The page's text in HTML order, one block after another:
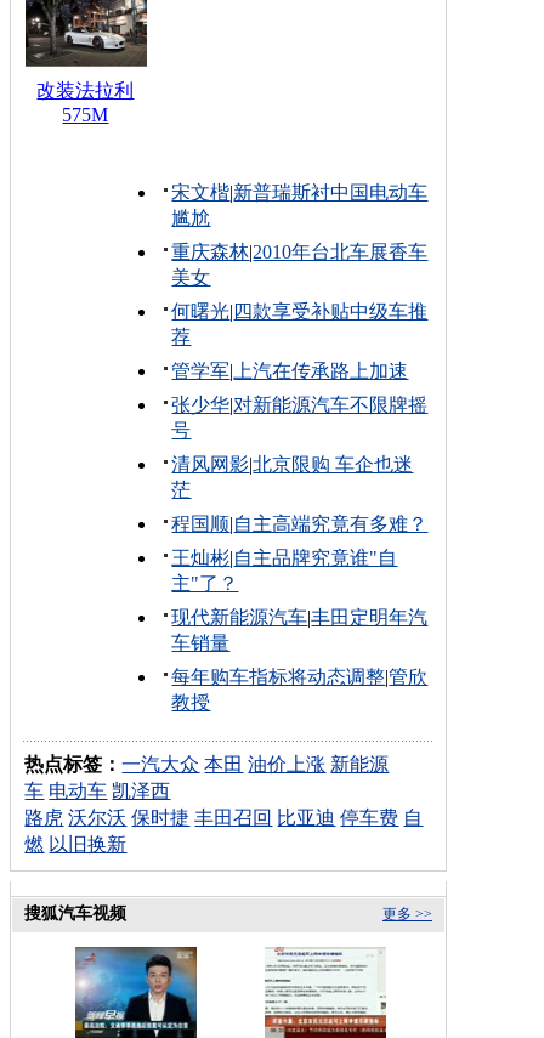
改装法拉利
575M
宋文楷|新普瑞斯衬中国电动车
尴尬
重庆森林|2010年台北车展香车
美女
何曙光| 四款享受补贴中级车推
荐
管学军| 上汽在传承路上加速
张少华|对新能源汽车不限牌摇
号
清风网影|北京限购 车企也迷
茫
程国顺|自主高端究竟有多难？
王灿彬|自主品牌究竟谁"自
主"了？
现代新能源汽车|丰田定明年汽
车销量
每年购车指标将动态调整|管欣
教授
热点标签：一汽大众 本田 油价上涨 新能源
车 电动车 凯泽西
路虎 沃尔沃 保时捷 丰田召回 比亚迪 停车费 自
燃 以旧换新
更多 >>
搜狐汽车视频